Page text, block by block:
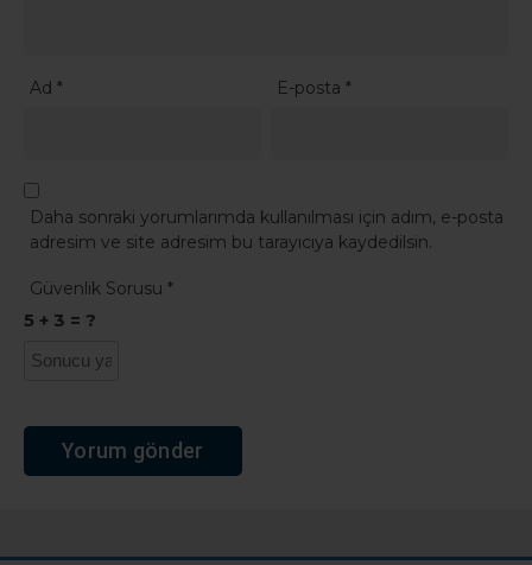
Ad * E-posta*
Daha sonraki yorumlarımda kullanılması için adım, e-posta
adresim ve site adresim bu tarayıcıya kaydedilsin.
Güvenlik Sorusu *
5 + 3 = ?